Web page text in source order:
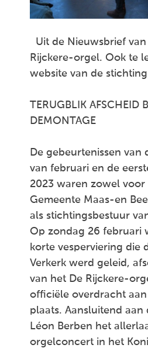
Uit de Nieuwsbrief
Rijckere-orgel. Ook te
website van de
TERUGBLIK AFSCHEID
DEMONTAGE
De gebeurtenissen van
van februari en de
2023 waren zowel voor
Gemeente Maas-en
als stichtingsbestuur
Op zondag 26 februari
korte vesperviering die
Verkerk werd geleid,
van het De Rijckere-
officiële overdracht
plaats. Aansluitend aan
Léon Berben het
orgelconcert in het